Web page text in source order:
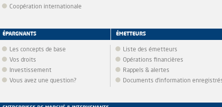
Coopération internationale
ÉPARGNANTS
Les concepts de base
Vos droits
Investissement
Vous avez une question?
ÉMETTEURS
Liste des émetteurs
Opérations financières
Rappels & alertes
Documents d’information